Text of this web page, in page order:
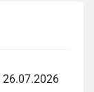
26.07.2026